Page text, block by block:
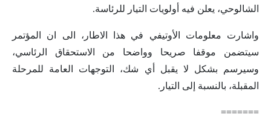
الشالوحي، يعلن فيه أولويات التيار للرئاسة.
واشارت معلومات الأوتيفي في هذا الاطار، الى ان المؤتمر
سيتضمن موقفا صريحا وواضحا من الاستحقاق الرئاسي،
وسيرسم بشكل لا يقبل أي شك، التوجهات العامة للمرحلة
المقبلة، بالنسبة إلى التيار.
=======